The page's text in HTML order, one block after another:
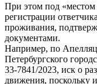
При этом под «местом
регистрации
проживания,
документами.
Например, по
Петербургского
33-7841/2023, иск о
движения, поскольку